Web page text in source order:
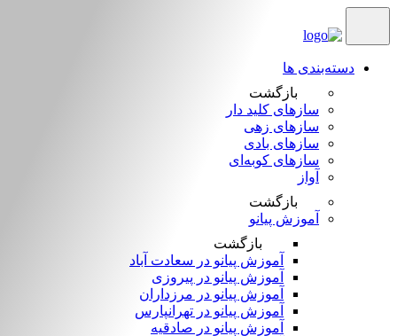
دسته‌بندی ها
بازگشت
سازهای کلید دار
سازهای زهی
سازهای بادی
سازهای کوبه‌‎ای
آواز
بازگشت
آموزش پیانو
بازگشت
آموزش پیانو در سعادت آباد
آموزش پیانو در پیروزی
آموزش پیانو در مرزداران
آموزش پیانو در تهرانپارس
آموزش پیانو در صادقیه